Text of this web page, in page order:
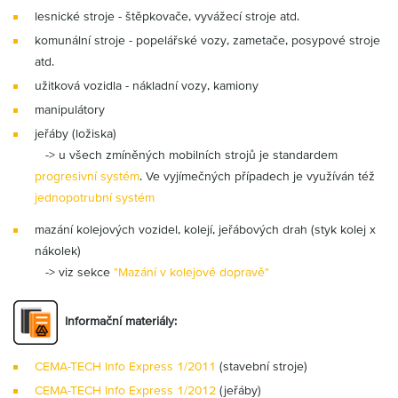
lesnické stroje - štěpkovače, vyvážecí stroje atd.
komunální stroje - popelářské vozy, zametače, posypové stroje
atd.
užitková vozidla - nákladní vozy, kamiony
manipulátory
jeřáby (ložiska)
-> u všech zmíněných mobilních strojů je standardem
progresivní systém. Ve vyjímečných případech je využíván též
jednopotrubní systém
mazání kolejových vozidel, kolejí, jeřábových drah (styk kolej x
nákolek)
-> viz sekce "Mazání v kolejové dopravě"
Informační materiály:
CEMA-TECH Info Express 1/2011 (stavební stroje)
CEMA-TECH Info Express 1/2012 (jeřáby)